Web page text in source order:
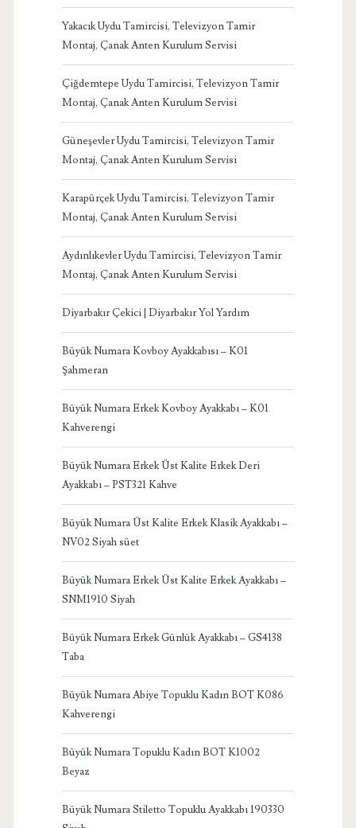
Yakacık Uydu Tamircisi, Televizyon Tamir
Montaj, Çanak Anten Kurulum Servisi
Çiğdemtepe Uydu Tamircisi, Televizyon Tamir
Montaj, Çanak Anten Kurulum Servisi
Güneşevler Uydu Tamircisi, Televizyon Tamir
Montaj, Çanak Anten Kurulum Servisi
Karapürçek Uydu Tamircisi, Televizyon Tamir
Montaj, Çanak Anten Kurulum Servisi
Aydınlıkevler Uydu Tamircisi, Televizyon Tamir
Montaj, Çanak Anten Kurulum Servisi
Diyarbakır Çekici | Diyarbakır Yol Yardım
Büyük Numara Kovboy Ayakkabısı – K01
Şahmeran
Büyük Numara Erkek Kovboy Ayakkabı – K01
Kahverengi
Büyük Numara Erkek Üst Kalite Erkek Deri
Ayakkabı – PST321 Kahve
Büyük Numara Üst Kalite Erkek Klasik Ayakkabı –
NV02 Siyah süet
Büyük Numara Erkek Üst Kalite Erkek Ayakkabı –
SNM1910 Siyah
Büyük Numara Erkek Günlük Ayakkabı – GS4138
Taba
Büyük Numara Abiye Topuklu Kadın BOT K086
Kahverengi
Büyük Numara Topuklu Kadın BOT K1002
Beyaz
Büyük Numara Stiletto Topuklu Ayakkabı 190330